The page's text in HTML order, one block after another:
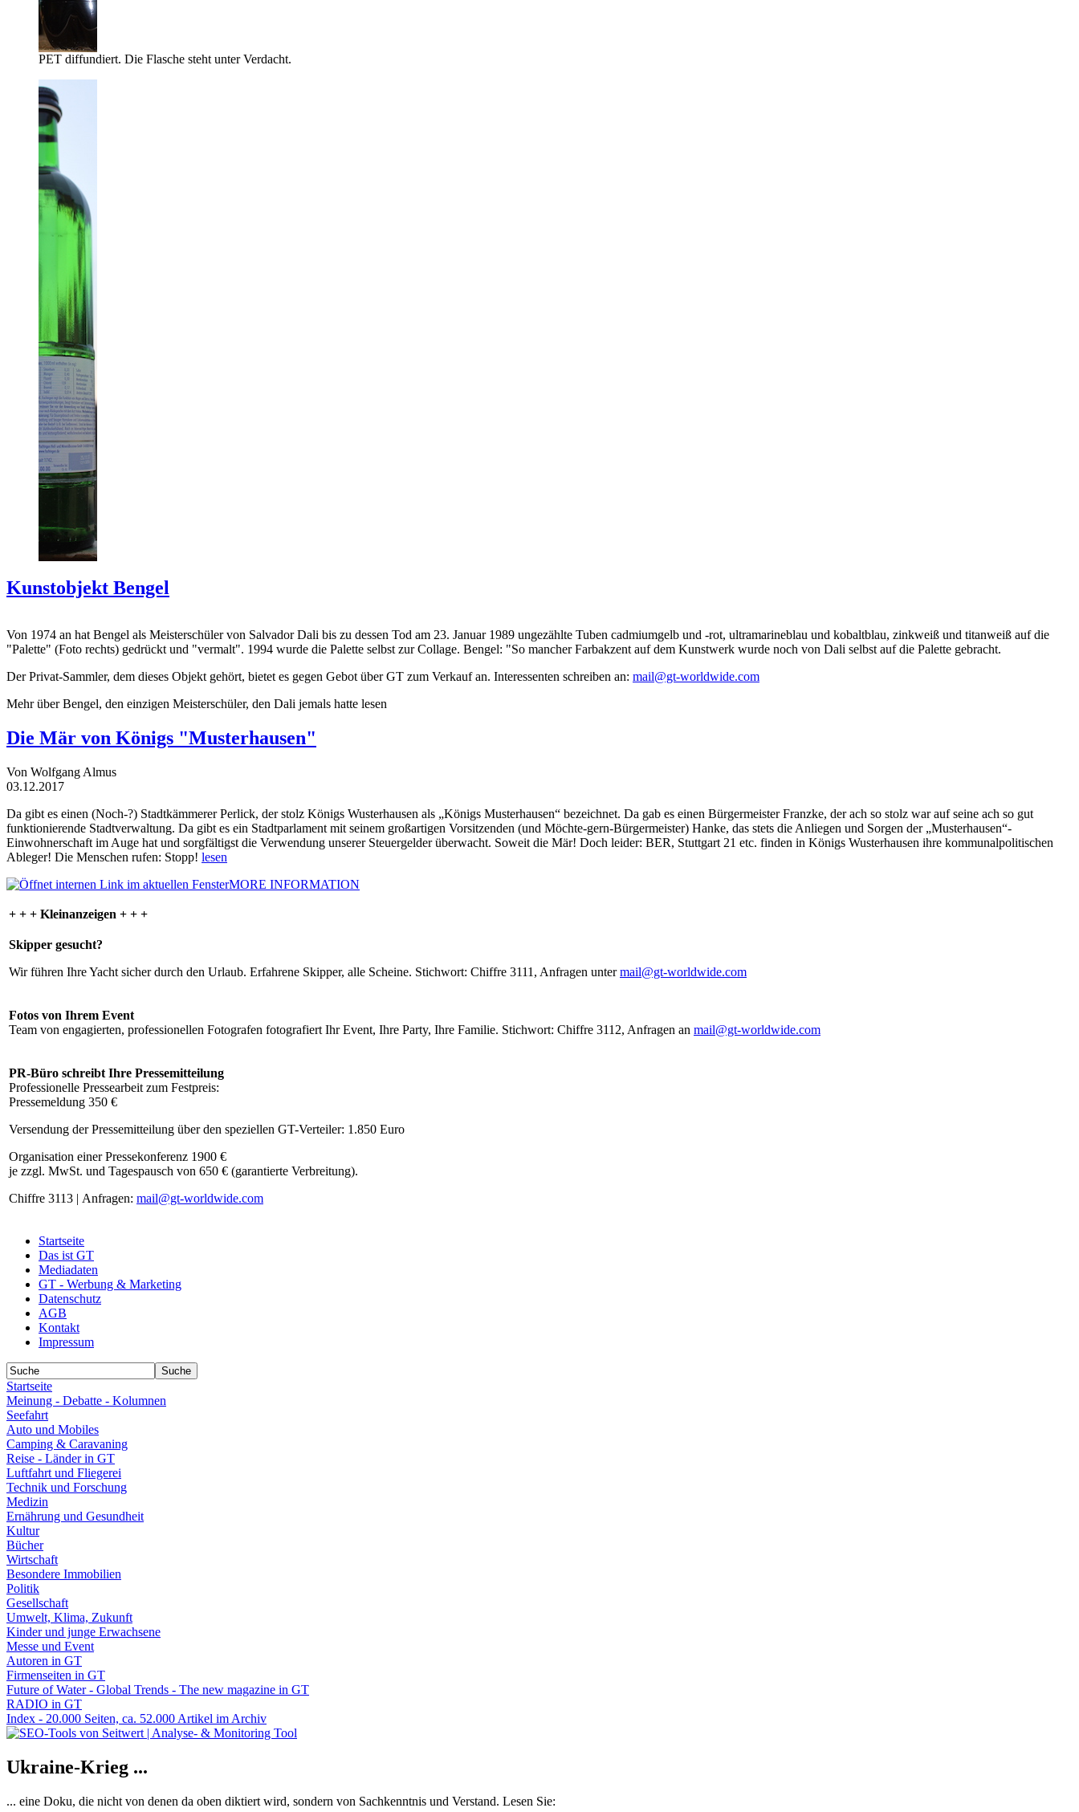
PET diffundiert. Die Flasche steht unter Verdacht.
Kunstobjekt Bengel
Von 1974 an hat Bengel als Meisterschüler von Salvador Dali bis zu dessen Tod am 23. Januar 1989 ungezählte Tuben cadmiumgelb und -rot, ultramarineblau und kobaltblau, zinkweiß und titanweiß auf die
"Palette" (Foto rechts) gedrückt und "vermalt". 1994 wurde die Palette selbst zur Collage. Bengel: "So mancher Farbakzent auf dem Kunstwerk wurde noch von Dali selbst auf die Palette gebracht.
Der Privat-Sammler, dem dieses Objekt gehört, bietet es gegen Gebot über GT zum Verkauf an. Interessenten schreiben an: mail@gt-worldwide.com
Mehr über Bengel, den einzigen Meisterschüler, den Dali jemals hatte lesen
Die Mär von Königs "Musterhausen"
Von Wolfgang Almus
03.12.2017
Da gibt es einen (Noch-?) Stadtkämmerer Perlick, der stolz Königs Wusterhausen als „Königs Musterhausen“ bezeichnet. Da gab es einen Bürgermeister Franzke, der ach so stolz war auf seine ach so gut
funktionierende Stadtverwaltung. Da gibt es ein Stadtparlament mit seinem großartigen Vorsitzenden (und Möchte-gern-Bürgermeister) Hanke, das stets die Anliegen und Sorgen der „Musterhausen“-
Einwohnerschaft im Auge hat und sorgfältigst die Verwendung unserer Steuergelder überwacht. Soweit die Mär! Doch leider: BER, Stuttgart 21 etc. finden in Königs Wusterhausen ihre kommunalpolitischen
Ableger! Die Menschen rufen: Stopp! lesen
MORE INFORMATION
+ + + Kleinanzeigen + + +
Skipper gesucht?
Wir führen Ihre Yacht sicher durch den Urlaub. Erfahrene Skipper, alle Scheine. Stichwort: Chiffre 3111, Anfragen untermail@gt-worldwide.com
Fotos von Ihrem Event
Team von engagierten, professionellen Fotografen fotografiert Ihr Event, Ihre Party, Ihre Familie. Stichwort: Chiffre 3112, Anfragen an mail@gt-worldwide.com
PR-Büro schreibt Ihre Pressemitteilung
Professionelle Pressearbeit zum Festpreis:
Pressemeldung 350 €
Versendung der Pressemitteilung über den speziellen GT-Verteiler: 1.850 Euro
Organisation einer Pressekonferenz 1900 €
je zzgl. MwSt. und Tagespausch von 650 € (garantierte Verbreitung).
Chiffre 3113 | Anfragen: mail@gt-worldwide.com
Startseite
Das ist GT
Mediadaten
GT - Werbung & Marketing
Datenschutz
AGB
Kontakt
Impressum
Startseite
Meinung - Debatte - Kolumnen
Seefahrt
Auto und Mobiles
Camping & Caravaning
Reise - Länder in GT
Luftfahrt und Fliegerei
Technik und Forschung
Medizin
Ernährung und Gesundheit
Kultur
Bücher
Wirtschaft
Besondere Immobilien
Politik
Gesellschaft
Umwelt, Klima, Zukunft
Kinder und junge Erwachsene
Messe und Event
Autoren in GT
Firmenseiten in GT
Future of Water - Global Trends - The new magazine in GT
RADIO in GT
Index - 20.000 Seiten, ca. 52.000 Artikel im Archiv
Ukraine-Krieg ...
... eine Doku, die nicht von denen da oben diktiert wird, sondern von Sachkenntnis und Verstand. Lesen Sie: